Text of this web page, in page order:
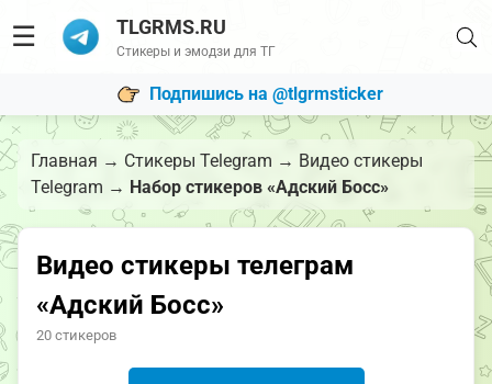
☰ TLGRMS.RU
Стикеры и эмодзи для ТГ
Подпишись на @tlgrmsticker
Главная → Стикеры Telegram → Видео стикеры
Telegram → Набор стикеров «Адский Босс»
Видео стикеры телеграм
«Адский Босс»
20 стикеров